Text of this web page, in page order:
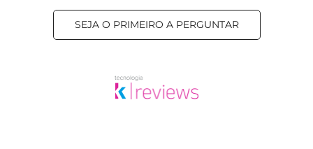
SEJA O PRIMEIRO A PERGUNTAR